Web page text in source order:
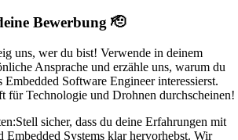
Bewerbung 🫡
uns, wer du bist! Verwende in deinem
Ansprache und erzähle uns, warum du
Software Engineer interessierst.
für Technologie und Drohnen durchscheinen!
Stell sicher, dass du deine Erfahrungen mit
Embedded Systems klar hervorhebst. Wir